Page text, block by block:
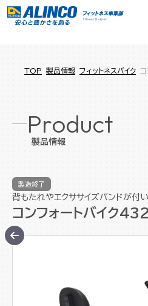
TOP 製品情報 フィットネスバイク
Product
製品情報
製造終了
背もたれやエクササイズバンドが付
コンフォートバイク